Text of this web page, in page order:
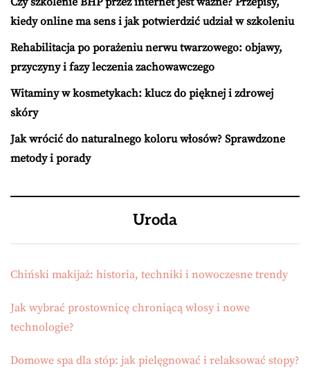
kiedy online ma sens i jak potwierdzić udział w szkoleniu
Rehabilitacja po porażeniu nerwu twarzowego: objawy,
przyczyny i fazy leczenia zachowawczego
Witaminy w kosmetykach: klucz do pięknej i zdrowej
skóry
Jak wrócić do naturalnego koloru włosów? Sprawdzone
metody i porady
Uroda
Chiński makijaż: historia, techniki i nowoczesne trendy
Jak wybrać prostownicę chroniącą włosy i nowe
technologie?
Domowe spa dla stóp: jak pielęgnować i relaksować stopy?